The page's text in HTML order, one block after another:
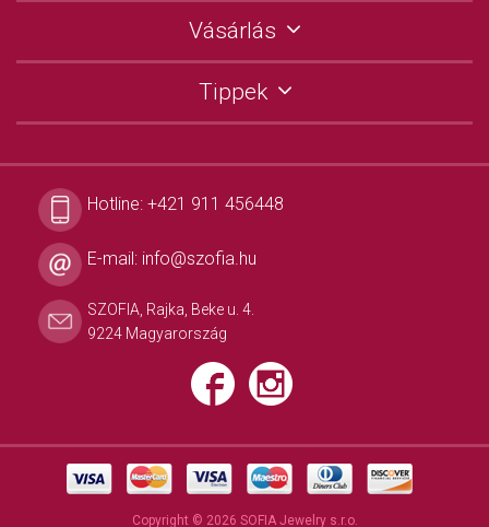
Vásárlás
Tippek
Hotline: +421 911 456448
E-mail: info@szofia.hu
SZOFIA, Rajka, Beke u. 4.
9224 Magyarország
Copyright © 2026 SOFIA Jewelry s.r.o.